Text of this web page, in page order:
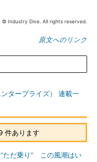
© Industry Dive. All rights reserved.
原文へのリンク
タープライズ） 連載一
件あります
ただ乗り” この風潮はい